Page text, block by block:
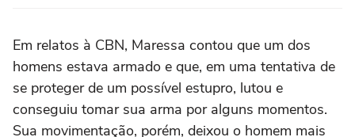
Em relatos à CBN, Maressa contou que um dos
homens estava armado e que, em uma tentativa de
se proteger de um possível estupro, lutou e
conseguiu tomar sua arma por alguns momentos.
Sua movimentação, porém, deixou o homem mais